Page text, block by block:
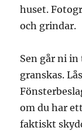
huset.
och grindar.
Sen går ni
granskas.
om du har
faktiskt